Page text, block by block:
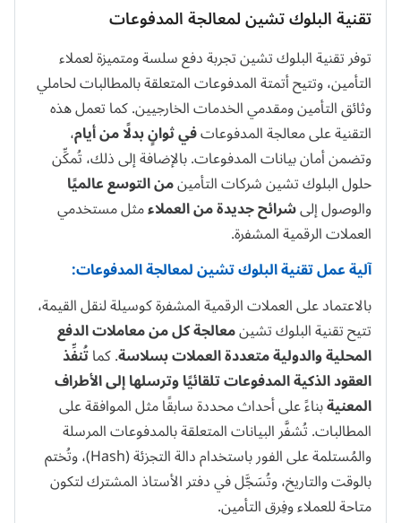
تقنية البلوك تشين لمعالجة المدفوعات
توفر تقنية البلوك تشين تجربة دفع سلسة ومتميزة لعملاء
التأمين، وتتيح أتمتة المدفوعات المتعلقة بالمطالبات لحاملي
وثائق التأمين ومقدمي الخدمات الخارجيين. كما تعمل هذه
التقنية على معالجة المدفوعاتفي ثوانٍ بدلًا من أيام،
وتضمن أمان بياناتالمدفوعات. بالإضافة إلى ذلك، تُمكِّن
حلول البلوك تشين شركات التأمينمن التوسع عالميًا
والوصول إلىشرائح جديدة من العملاءمثل مستخدمي
العملات الرقمية المشفرة.
آلية عمل تقنية البلوك تشين لمعالجة المدفوعات:
بالاعتماد على العملات الرقمية المشفرة كوسيلة لنقل القيمة،
تتيح تقنية البلوك تشينمعالجة كل من معاملات الدفع
المحلية والدولية متعددة العملات بسلاسة. كماتُنفِّذ
العقود الذكية المدفوعات تلقائيًا وترسلها إلى الأطراف
المعنيةبناءً على أحداث محددة سابقًا مثل الموافقة على
المطالبات. تُشفَّر البيانات المتعلقة بالمدفوعات المرسلة
والمُستلمة على الفور باستخدام دالة التجزئة (Hash)، وتُختم
بالوقت والتاريخ، وتُسَجَّل في دفتر الأستاذ المشترك لتكون
متاحة للعملاء وفِرق التأمين.